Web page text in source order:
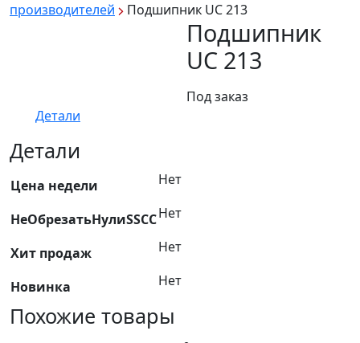
производителей
Подшипник UC 213
Подшипник
UC 213
Под заказ
Детали
Детали
Цена недели Нет
НеОбрезатьНулиSSCCНет
Хит продаж Нет
Новинка Нет
Похожие товары